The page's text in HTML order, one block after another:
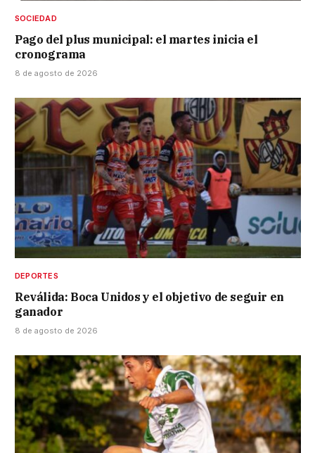
SOCIEDAD
Pago del plus municipal: el martes inicia el
cronograma
8 de agosto de 2026
DEPORTES
Reválida: Boca Unidos y el objetivo de seguir en
ganador
8 de agosto de 2026